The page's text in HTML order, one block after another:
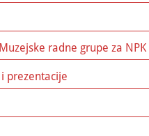
radne grupe za NPK
prezentacije